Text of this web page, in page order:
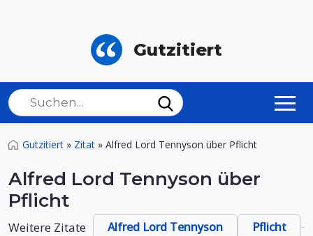
Gutzitiert
Gutzitiert » Zitat » Alfred Lord Tennyson über Pflicht
Alfred Lord Tennyson über
Pflicht
Weitere Zitate Alfred Lord Tennyson Pflicht